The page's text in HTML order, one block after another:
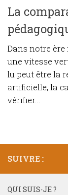
La
Dans notre
une vitesse
lu peut être la
artificielle, la
vérifier...
SUIVRE :
QUI SUIS-JE ?